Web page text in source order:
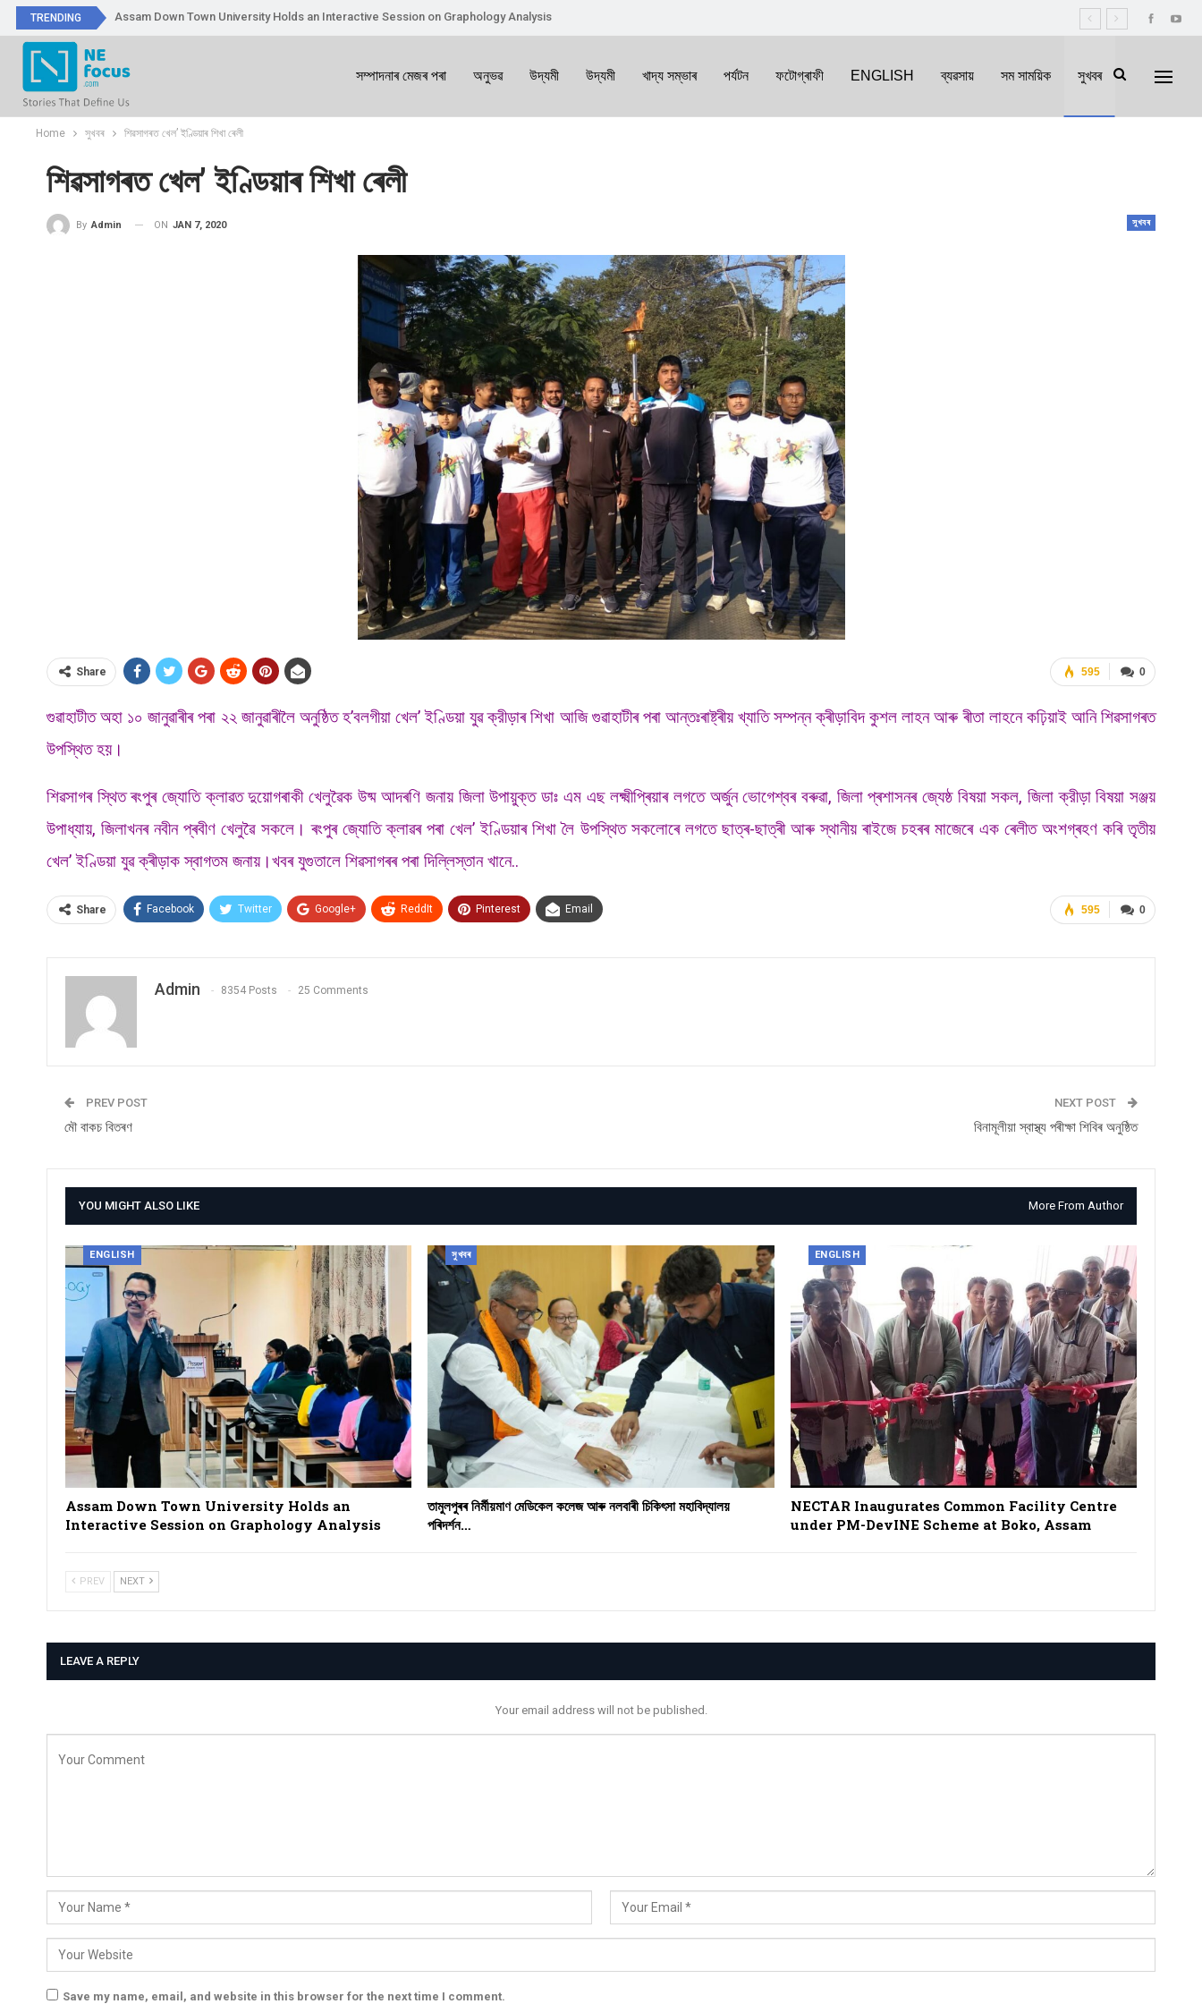
TRENDING Assam Down Town University Holds an Interactive Session on Graphology Analysis
সম্পাদনাৰ মেজৰ পৰা অনুভৱ উদ্যমী উদ্যমী খাদ্য সম্ভাৰ পৰ্যটন ফটোগ্ৰাফী ENGLISH ব্যৱসায় সম সাময়িক সুখবৰ
Home সুখবৰ শিৱসাগৰত খেল’ ইণ্ডিয়াৰ শিখা ৰেলী
শিৱসাগৰত খেল’ ইণ্ডিয়াৰ শিখা ৰেলী
সুখবৰ
By Admin ON JAN 7, 2020
0
595
Share
গুৱাহাটীত অহা ১০ জানুৱাৰীৰ পৰা ২২ জানুৱাৰীলৈ অনুষ্ঠিত হ’বলগীয়া খেল’ ইণ্ডিয়া যুৱ ক্রীড়াৰ শিখা আজি গুৱাহাটীৰ পৰা আন্তঃৰাষ্ট্ৰীয় খ্যাতি সম্পন্ন ক্ৰীড়াবিদ কুশল লাহন আৰু ৰীতা লাহনে কঢ়িয়াই আনি শিৱসাগৰত
উপস্থিত হয়।
শিৱসাগৰ স্থিত ৰংপুৰ জ্যোতি ক্লাৱত দুয়োগৰাকী খেলুৱৈক উষ্ম আদৰণি জনায় জিলা উপায়ুক্ত ডাঃ এম এছ লক্ষ্মীপ্ৰিয়াৰ লগতে অৰ্জুন ভোগেশ্বৰ বৰুৱা, জিলা প্ৰশাসনৰ জ্যেষ্ঠ বিষয়া সকল, জিলা ক্রীড়া বিষয়া সঞ্জয়
উপাধ্যায়, জিলাখনৰ নবীন প্ৰবীণ খেলুৱৈ সকলে। ৰংপুৰ জ্যোতি ক্লাৱৰ পৰা খেল’ ইণ্ডিয়াৰ শিখা লৈ উপস্থিত সকলোৰে লগতে ছাত্ৰ-ছাত্ৰী আৰু স্থানীয় ৰাইজে চহৰৰ মাজেৰে এক ৰেলীত অংশগ্ৰহণ কৰি তৃতীয়
খেল’ ইণ্ডিয়া যুৱ ক্ৰীড়াক স্বাগতম জনায়।খবৰ যুগুতালে শিৱসাগৰৰ পৰা দিল্লিস্তান খানে..
0
595
Share Facebook Twitter Google+ ReddIt Pinterest Email
Admin 8354 Posts 25 Comments
PREV POST
মৌ বাকচ বিতৰণ
NEXT POST
বিনামূলীয়া স্বাস্থ্য পৰীক্ষা শিবিৰ অনুষ্ঠিত
YOU MIGHT ALSO LIKE More From Author
ENGLISH
Assam Down Town University Holds an
Interactive Session on Graphology Analysis
সুখবৰ
তামুলপুৰৰ নিৰ্মীয়মাণ মেডিকেল কলেজ আৰু নলবাৰী চিকিৎসা মহাবিদ্যালয়
পৰিদৰ্শন…
ENGLISH
NECTAR Inaugurates Common Facility Centre
under PM-DevINE Scheme at Boko, Assam
PREV NEXT
LEAVE A REPLY
Your email address will not be published.
Save my name, email, and website in this browser for the next time I comment.